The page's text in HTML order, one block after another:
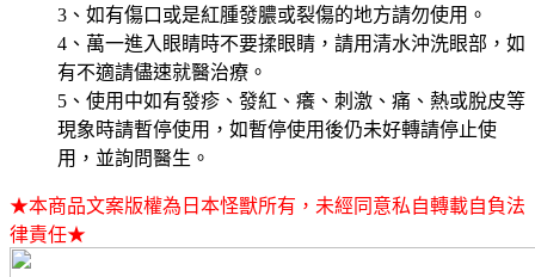
3、如有傷口或是紅腫發膿或裂傷的地方請勿使用。
4、萬一進入眼睛時不要揉眼睛，請用清水沖洗眼部，如
有不適請儘速就醫治療。
5、使用中如有發疹、發紅、癢、刺激、痛、熱或脫皮等
現象時請暫停使用，如暫停使用後仍未好轉請停止使
用，並詢問醫生。
★本商品文案版權為日本怪獸所有，未經同意私自轉載自負法
律責任★